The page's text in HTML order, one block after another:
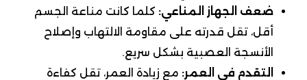
ضعف الجهاز المناعي: كلما كانت مناعة الجسم
أقل، تقل قدرته على مقاومة الالتهاب وإصلاح
الأنسجة العصبية بشكل سريع.
التقدم في العمر: مع زيادة العمر، تقل كفاءة